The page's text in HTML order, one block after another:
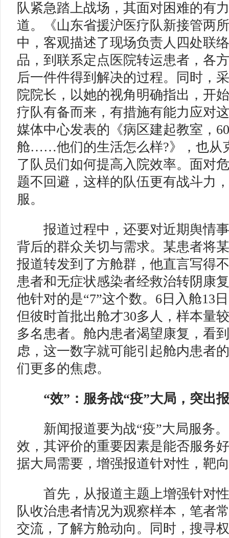
队紧急踏上战场，其面对困难的有
道。《山东省援沪医疗队新接管两
中，客观描述了现场负责人四处联
品，到联系定点医院转运患者，各
后一件件得到解决的过程。同时，
院院长，以她的视角明确指出，开
疗队有备而来，有措施有能力应对
媒体中心发表的《病区建起教室，
舱……他们的生活怎么样?》，也从
了队员们如何提高入院效率。面对
题不回避，这样的队伍更有战斗力
服。
报道过程中，还要对近期舆情事
背后的群众关切与需求。某患者将
报道转发到了方舱群，他直言写得
患者和无症状感染者经救治转阴康
他针对的是“7”这个数。6日入舱13
但彼时首批出舱才30多人，样本量
多名患者。舱内患者渴望康复，看
虑，这一数字就可能引起舱内患者
们更多的焦虑。
“效”：服务战“疫”大局，突出
新闻报道要为战“疫”大局服务。
效，其评价的重要因素是能否服务
据大局需要，增强报道针对性，靶
首先，从报道主题上增强针对
队收治患者情况为观察样本，笔者
交流，了解方舱动向。同时，搜寻